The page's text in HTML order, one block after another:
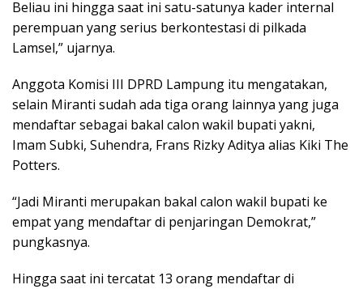
Beliau ini hingga saat ini satu-satunya kader internal
perempuan yang serius berkontestasi di pilkada
Lamsel,” ujarnya.
Anggota Komisi III DPRD Lampung itu mengatakan,
selain Miranti sudah ada tiga orang lainnya yang juga
mendaftar sebagai bakal calon wakil bupati yakni,
Imam Subki, Suhendra, Frans Rizky Aditya alias Kiki The
Potters.
“Jadi Miranti merupakan bakal calon wakil bupati ke
empat yang mendaftar di penjaringan Demokrat,”
pungkasnya.
Hingga saat ini tercatat 13 orang mendaftar di